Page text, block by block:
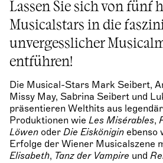
Lassen Sie sich von fünf
Musicalstars in die
unvergesslicher
entführen!
Die Musical-Stars Mark Seibert,
Missy May, Sabrina Seibert und
präsentieren Welthits aus
Produktionen wie Les Misérables,
Löwen oder Die Eiskönigin ebenso
Erfolge der Wiener Musicalszene
Elisabeth, Tanz der Vampire und